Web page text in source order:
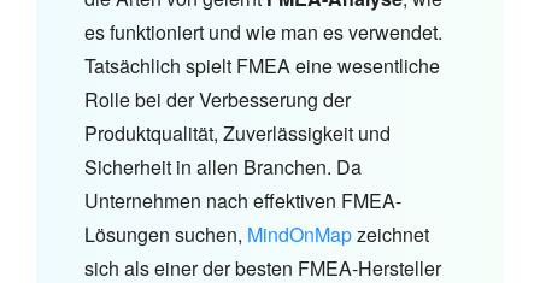
es funktioniert und wie man es verwendet.
Tatsächlich spielt FMEA eine wesentliche
Rolle bei der Verbesserung der
Produktqualität, Zuverlässigkeit und
Sicherheit in allen Branchen. Da
Unternehmen nach effektiven FMEA-
Lösungen suchen, MindOnMapzeichnet
sich als einer der besten FMEA-Hersteller